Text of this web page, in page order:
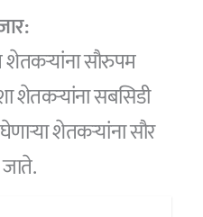
सौरुपम
सबसिडी
शेतकऱ्यांना सौर